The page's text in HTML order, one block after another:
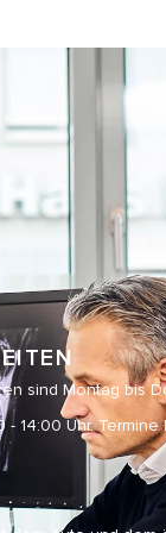
sind Montag bis
14:00 Uhr.